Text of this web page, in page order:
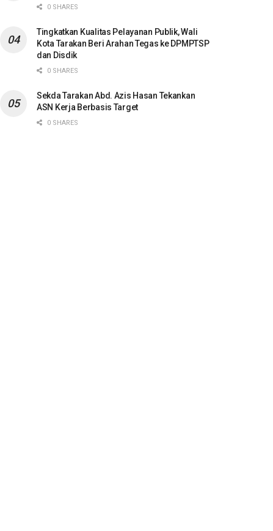
0 SHARES
Tingkatkan Kualitas Pelayanan Publik, Wali
Kota Tarakan Beri Arahan Tegas ke DPMPTSP
dan Disdik
0 SHARES
Sekda Tarakan Abd. Azis Hasan Tekankan
ASN Kerja Berbasis Target
0 SHARES